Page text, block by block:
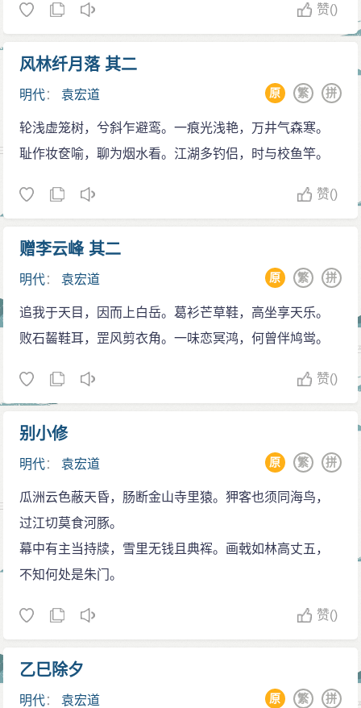
赞()
风林纤月落 其二
明代：袁宏道 拼
繁
原
轮浅虚笼树，兮斜乍避鸾。一痕光浅艳，万井气森寒。
耻作妆奁喻，聊为烟水看。江湖多钓侣，时与校鱼竿。
赞()
赠李云峰 其二
明代：袁宏道 拼
繁
原
追我于天目，因而上白岳。葛衫芒草鞋，高坐享天乐。
败石齧鞋耳，罡风剪衣角。一味恋冥鸿，何曾伴鸠鸴。
赞()
别小修
明代：袁宏道 拼
繁
原
瓜洲云色蔽天昏，肠断金山寺里猿。狎客也须同海鸟，
过江切莫食河豚。
幕中有主当持牍，雪里无钱且典裈。画戟如林高丈五，
不知何处是朱门。
赞()
乙巳除夕
明代：袁宏道 拼
繁
原